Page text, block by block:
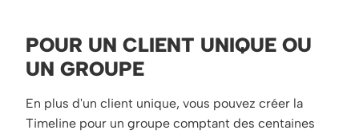
POUR UN CLIENT UNIQUE OU
UN GROUPE
En plus d'un client unique, vous pouvez créer la
Timeline pour un groupe comptant des centaines